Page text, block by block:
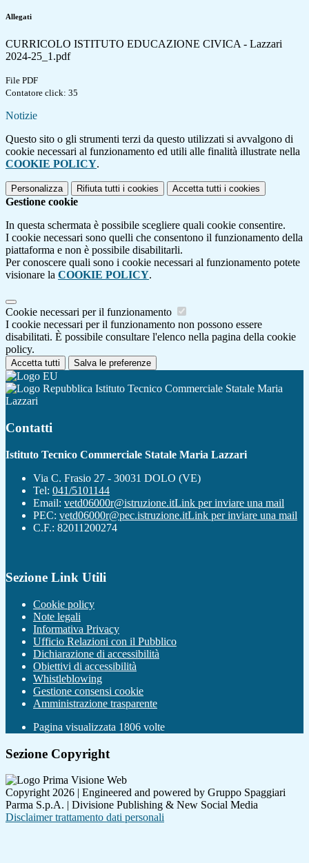
Allegati
CURRICOLO ISTITUTO EDUCAZIONE CIVICA - Lazzari
2024-25_1.pdf
File PDF
Contatore click: 35
Notizie
Questo sito o gli strumenti terzi da questo utilizzati si avvalgono di
cookie necessari al funzionamento ed utili alle finalità illustrate nella
COOKIE POLICY.
Personalizza Rifiuta tutti i cookies Accetta tutti i cookies
Gestione cookie
In questa schermata è possibile scegliere quali cookie consentire.
I cookie necessari sono quelli che consentono il funzionamento della
piattaforma e non è possibile disabilitarli.
Per conoscere quali sono i cookie necessari al funzionamento potete
visionare la COOKIE POLICY.
Cookie necessari per il funzionamento
I cookie necessari per il funzionamento non possono essere
disabilitati. È possibile consultare l'elenco nella pagina della cookie
policy.
Accetta tutti Salva le preferenze
Istituto Tecnico Commerciale Statale Maria
Lazzari
Contatti
Istituto Tecnico Commerciale Statale Maria Lazzari
Via C. Frasio 27 - 30031 DOLO (VE)
Tel: 041/5101144
Email: vetd06000r@istruzione.itLink per inviare una mail
PEC: vetd06000r@pec.istruzione.itLink per inviare una mail
C.F.: 82011200274
Sezione Link Utili
Cookie policy
Note legali
Informativa Privacy
Ufficio Relazioni con il Pubblico
Dichiarazione di accessibilità
Obiettivi di accessibilità
Whistleblowing
Gestione consensi cookie
Amministrazione trasparente
Pagina visualizzata 1806 volte
Sezione Copyright
Copyright 2026 | Engineered and powered by Gruppo Spaggiari
Parma S.p.A. | Divisione Publishing & New Social Media
Disclaimer trattamento dati personali